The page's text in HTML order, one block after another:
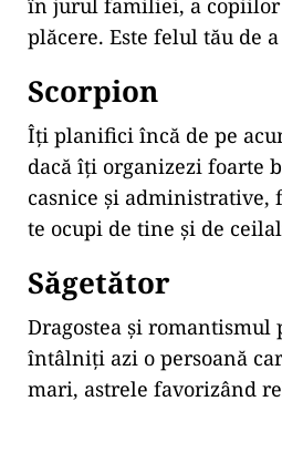
în jurul familiei, a copiilor
plăcere. Este felul tău de
Scorpion
Îți planifici încă de pe
dacă îți organizezi foarte
casnice și administrative,
te ocupi de tine și de
Săgetător
Dragostea și romantismul
întâlniți azi o persoană
mari, astrele favorizând